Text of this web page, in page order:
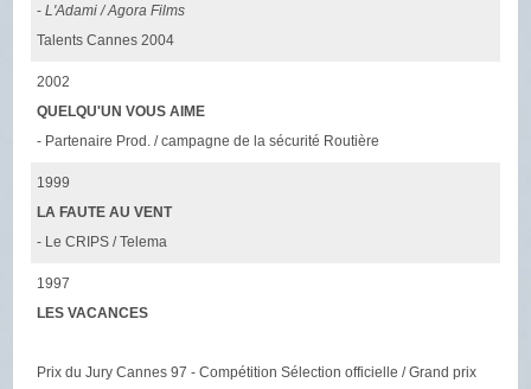
-L'Adami / Agora Films
Talents Cannes 2004
2002
QUELQU'UN VOUS AIME
- Partenaire Prod. / campagne de la sécurité Routière
1999
LA FAUTE AU VENT
- Le CRIPS / Telema
1997
LES VACANCES
Prix du Jury Cannes 97 - Compétition Sélection officielle / Grand prix